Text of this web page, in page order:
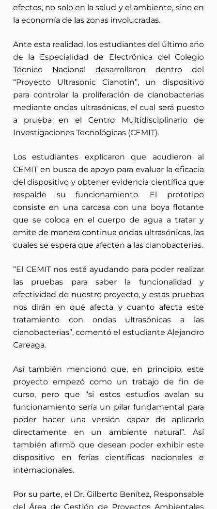
efectos, no solo en la salud y el ambiente, sino en
la economía de las zonas involucradas.
Ante esta realidad, los estudiantes del último año
de la Especialidad de Electrónica del Colegio
Técnico Nacional desarrollaron dentro del
“Proyecto Ultrasonic Cianotin”, un dispositivo
para controlar la proliferación de cianobacterias
mediante ondas ultrasónicas, el cual será puesto
a prueba en el Centro Multidisciplinario de
Investigaciones Tecnológicas (CEMIT).
Los estudiantes explicaron que acudieron al
CEMIT en busca de apoyo para evaluar la eficacia
del dispositivo y obtener evidencia científica que
respalde su funcionamiento. El prototipo
consiste en una carcasa con una boya flotante
que se coloca en el cuerpo de agua a tratar y
emite de manera continua ondas ultrasónicas, las
cuales se espera que afecten a las cianobacterias.
“El CEMIT nos está ayudando para poder realizar
las pruebas para saber la funcionalidad y
efectividad de nuestro proyecto, y estas pruebas
nos dirán en qué afecta y cuanto afecta este
tratamiento con ondas ultrasónicas a las
cianobacterias”, comentó el estudiante Alejandro
Careaga.
Así también mencionó que, en principio, este
proyecto empezó como un trabajo de fin de
curso, pero que “si estos estudios avalan su
funcionamiento sería un pilar fundamental para
poder hacer una versión capaz de aplicarlo
directamente en un ambiente natural”. Así
también afirmó que desean poder exhibir este
dispositivo en ferias científicas nacionales e
internacionales.
Por su parte, el Dr. Gilberto Benítez, Responsable
del Área de Gestión de Proyectos Ambientales